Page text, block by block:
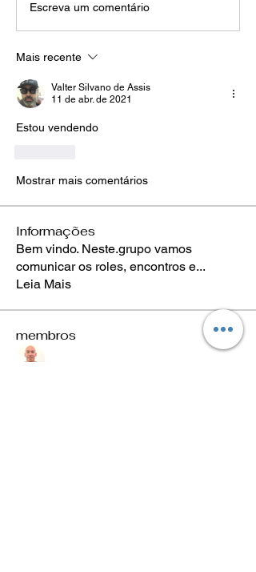
Escreva um comentário
Mais recente
Valter Silvano de Assis
11 de abr. de 2021
Estou vendendo
Mostrar mais comentários
Informações
Bem vindo. Neste.grupo vamos
comunicar os roles, encontros e...
Leia Mais
membros